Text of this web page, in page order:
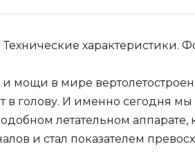
мощи в мире
голову. И именно сегодня мы
летательном аппарате,
и стал показателем